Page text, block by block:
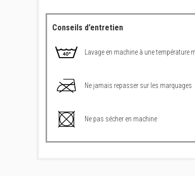
Conseils d’entretien
Lavage en machine à une température
Ne jamais repasser sur les marquages
Ne pas sécher en machine